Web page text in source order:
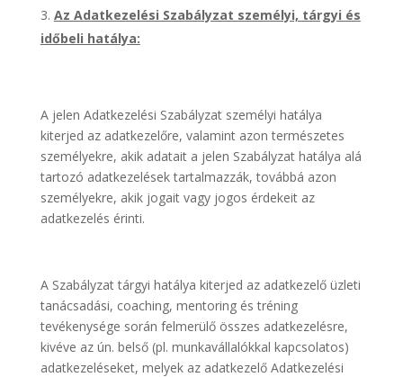
Az Adatkezelési Szabályzat személyi, tárgyi és
időbeli hatálya:
A jelen Adatkezelési Szabályzat személyi hatálya
kiterjed az adatkezelőre, valamint azon természetes
személyekre, akik adatait a jelen Szabályzat hatálya alá
tartozó adatkezelések tartalmazzák, továbbá azon
személyekre, akik jogait vagy jogos érdekeit az
adatkezelés érinti.
A Szabályzat tárgyi hatálya kiterjed az adatkezelő üzleti
tanácsadási, coaching, mentoring és tréning
tevékenysége során felmerülő összes adatkezelésre,
kivéve az ún. belső (pl. munkavállalókkal kapcsolatos)
adatkezeléseket, melyek az adatkezelő Adatkezelési